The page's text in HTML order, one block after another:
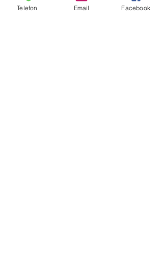
Telefon Email Facebook